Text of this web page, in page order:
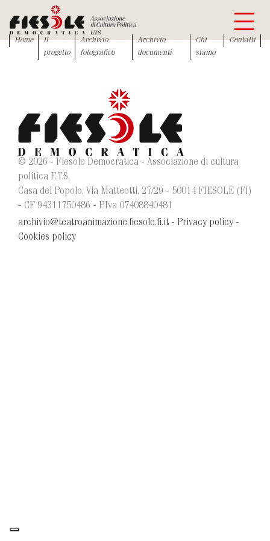
Home
Il
progetto
Archivio
fotografico
Archivio
documenti
Chi
siamo
Contatti
© 2026 - Fiesole Democratica - Associazione di cultura
politica E.T.S.
Casa del Popolo, Via Matteotti, 27/29 - 50014 FIESOLE (FI)
- CF 94311750486 - P.Iva 07408840481
archivio@teatroanimazione.fiesole.fi.it - Privacy policy -
Cookies policy